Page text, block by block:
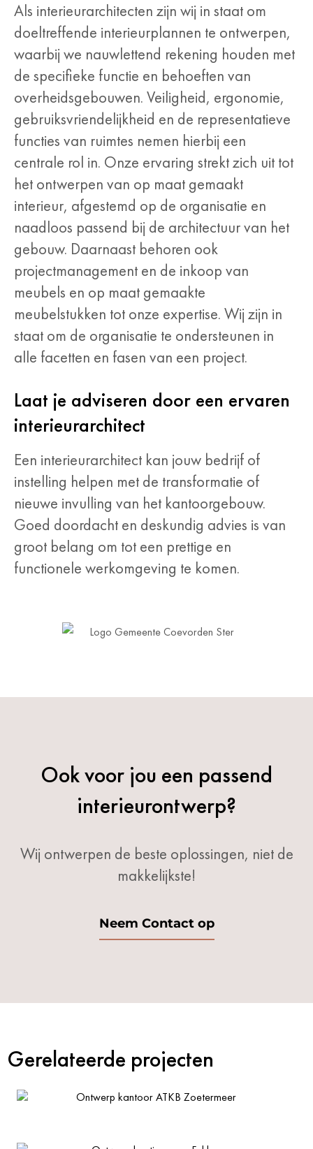
Als interieurarchitecten zijn wij in staat om
doeltreffende interieurplannen te ontwerpen,
waarbij we nauwlettend rekening houden met
de specifieke functie en behoeften van
overheidsgebouwen. Veiligheid, ergonomie,
gebruiksvriendelijkheid en de representatieve
functies van ruimtes nemen hierbij een
centrale rol in. Onze ervaring strekt zich uit tot
het ontwerpen van op maat gemaakt
interieur, afgestemd op de organisatie en
naadloos passend bij de architectuur van het
gebouw. Daarnaast behoren ook
projectmanagement en de inkoop van
meubels en op maat gemaakte
meubelstukken tot onze expertise. Wij zijn in
staat om de organisatie te ondersteunen in
alle facetten en fasen van een project.
Laat je adviseren door een ervaren
interieurarchitect
Een interieurarchitect kan jouw bedrijf of
instelling helpen met de transformatie of
nieuwe invulling van het kantoorgebouw.
Goed doordacht en deskundig advies is van
groot belang om tot een prettige en
functionele werkomgeving te komen.
Ook voor jou een passend
interieurontwerp?
Wij ontwerpen de beste oplossingen, niet de
makkelijkste!
Neem Contact op
Gerelateerde projecten
Ontwerp kantoor ATKB Zoetermeer